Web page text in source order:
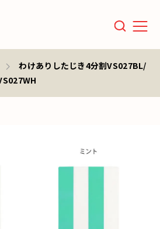
Menu
わけありしたじき4分割VS027BL/